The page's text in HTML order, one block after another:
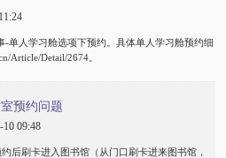
-单人学习舱选项下预约。具体单人学习舱预约细
Article/Detail/2674。
预约问题
09:48
后刷卡进入图书馆（从门口刷卡进来图书馆，